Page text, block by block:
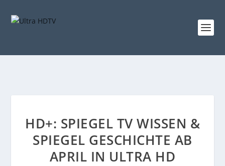
HD+: SPIEGEL TV WISSEN &
SPIEGEL GESCHICHTE AB
APRIL IN ULTRA HD